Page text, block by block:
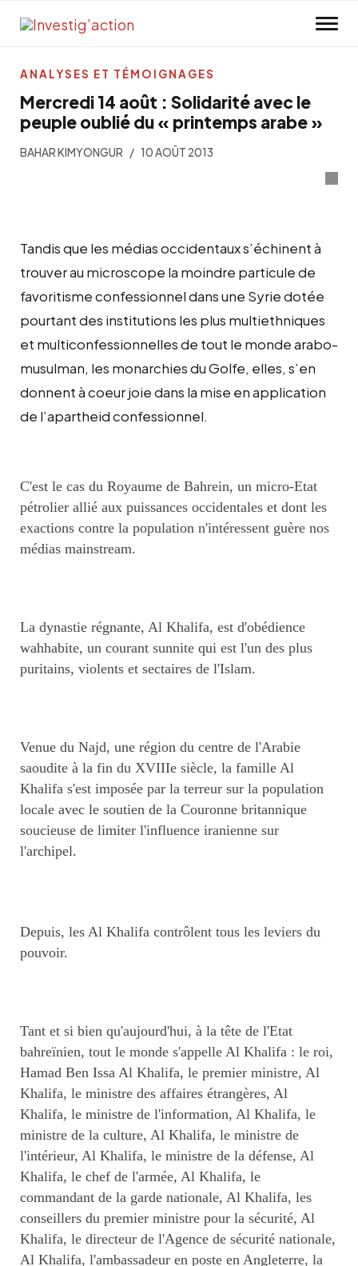
Mercredi 14 août : Solidarité avec le
peuple oublié du « printemps arabe »
BAHAR KIMYONGUR 10 AOÛT 2013
Tandis que les médias occidentaux s’échinent à
trouver au microscope la moindre particule de
favoritisme confessionnel dans une Syrie dotée
pourtant des institutions les plus multiethniques
et multiconfessionnelles de tout le monde arabo-
musulman, les monarchies du Golfe, elles, s’en
donnent à coeur joie dans la mise en application
de l’apartheid confessionnel.
C'est le cas du Royaume de Bahrein, un micro-Etat
pétrolier allié aux puissances occidentales et dont les
exactions contre la population n'intéressent guère nos
médias mainstream.
La dynastie régnante, Al Khalifa, est d'obédience
wahhabite, un courant sunnite qui est l'un des plus
puritains, violents et sectaires de l'Islam.
Venue du Najd, une région du centre de l'Arabie
saoudite à la fin du XVIIIe siècle, la famille Al
Khalifa s'est imposée par la terreur sur la population
locale avec le soutien de la Couronne britannique
soucieuse de limiter l'influence iranienne sur
l'archipel.
Depuis, les Al Khalifa contrôlent tous les leviers du
pouvoir.
Tant et si bien qu'aujourd'hui, à la tête de l'Etat
bahreïnien, tout le monde s'appelle Al Khalifa : le roi,
Hamad Ben Issa Al Khalifa, le premier ministre, Al
Khalifa, le ministre des affaires étrangères, Al
Khalifa, le ministre de l'information, Al Khalifa, le
ministre de la culture, Al Khalifa, le ministre de
l'intérieur, Al Khalifa, le ministre de la défense, Al
Khalifa, le chef de l'armée, Al Khalifa, le
commandant de la garde nationale, Al Khalifa, les
conseillers du premier ministre pour la sécurité, Al
Khalifa, le directeur de l'Agence de sécurité nationale,
Al Khalifa, l'ambassadeur en poste en Angleterre, la
ANALYSES ET TÉMOIGNAGES